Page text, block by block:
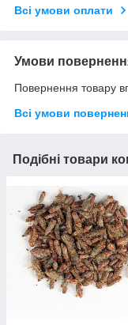
Всі умови оплати
Умови
Повернення товару
Всі умови
Подібні товари